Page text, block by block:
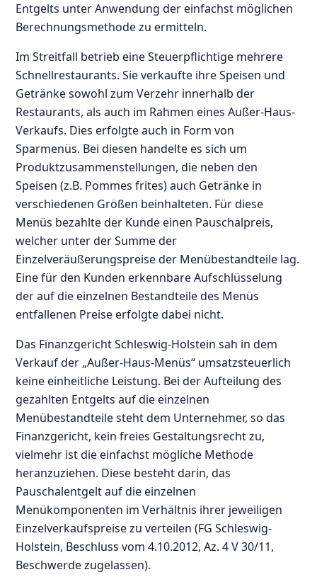
Entgelts unter Anwendung der einfachst möglichen
Berechnungsmethode zu ermitteln.
Im Streitfall betrieb eine Steuerpflichtige mehrere
Schnellrestaurants. Sie verkaufte ihre Speisen und
Getränke sowohl zum Verzehr innerhalb der
Restaurants, als auch im Rahmen eines Außer-Haus-
Verkaufs. Dies erfolgte auch in Form von
Sparmenüs. Bei diesen handelte es sich um
Produktzusammenstellungen, die neben den
Speisen (z.B. Pommes frites) auch Getränke in
verschiedenen Größen beinhalteten. Für diese
Menüs bezahlte der Kunde einen Pauschalpreis,
welcher unter der Summe der
Einzelveräußerungspreise der Menübestandteile lag.
Eine für den Kunden erkennbare Aufschlüsselung
der auf die einzelnen Bestandteile des Menüs
entfallenen Preise erfolgte dabei nicht.
Das Finanzgericht Schleswig-Holstein sah in dem
Verkauf der „Außer-Haus-Menüs“ umsatzsteuerlich
keine einheitliche Leistung. Bei der Aufteilung des
gezahlten Entgelts auf die einzelnen
Menübestandteile steht dem Unternehmer, so das
Finanzgericht, kein freies Gestaltungsrecht zu,
vielmehr ist die einfachst mögliche Methode
heranzuziehen. Diese besteht darin, das
Pauschalentgelt auf die einzelnen
Menükomponenten im Verhältnis ihrer jeweiligen
Einzelverkaufspreise zu verteilen (FG Schleswig-
Holstein, Beschluss vom 4.10.2012, Az. 4 V 30/11,
Beschwerde zugelassen).